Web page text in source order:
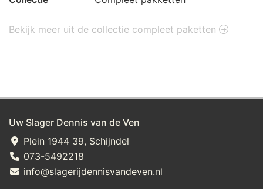
Bekijk meer uit de collectie compleet paketten
Uw Slager Dennis van de Ven
Plein 1944 39, Schijndel
073-5492218
info@slagerijdennisvandeven.nl